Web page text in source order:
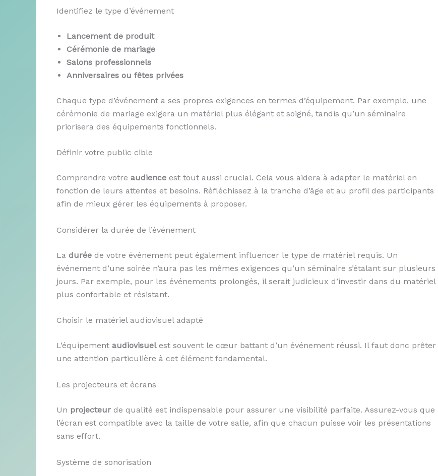
Identifiez le type d’événement
Lancement de produit
Cérémonie de mariage
Salons professionnels
Anniversaires ou fêtes privées
Chaque type d’événement a ses propres exigences en termes d’équipement. Par exemple, une
cérémonie de mariage exigera un matériel plus élégant et soigné, tandis qu’un séminaire
priorisera des équipements fonctionnels.
Définir votre public cible
Comprendre votre audience est tout aussi crucial. Cela vous aidera à adapter le matériel en
fonction de leurs attentes et besoins. Réfléchissez à la tranche d’âge et au profil des participants
afin de mieux gérer les équipements à proposer.
Considérer la durée de l’événement
La durée de votre événement peut également influencer le type de matériel requis. Un
événement d’une soirée n’aura pas les mêmes exigences qu’un séminaire s’étalant sur plusieurs
jours. Par exemple, pour les événements prolongés, il serait judicieux d’investir dans du matériel
plus confortable et résistant.
Choisir le matériel audiovisuel adapté
L’équipement audiovisuelest souvent le cœur battant d’un événement réussi. Il faut donc prêter
une attention particulière à cet élément fondamental.
Les projecteurs et écrans
Un projecteur de qualité est indispensable pour assurer une visibilité parfaite. Assurez-vous que
l’écran est compatible avec la taille de votre salle, afin que chacun puisse voir les présentations
sans effort.
Système de sonorisation